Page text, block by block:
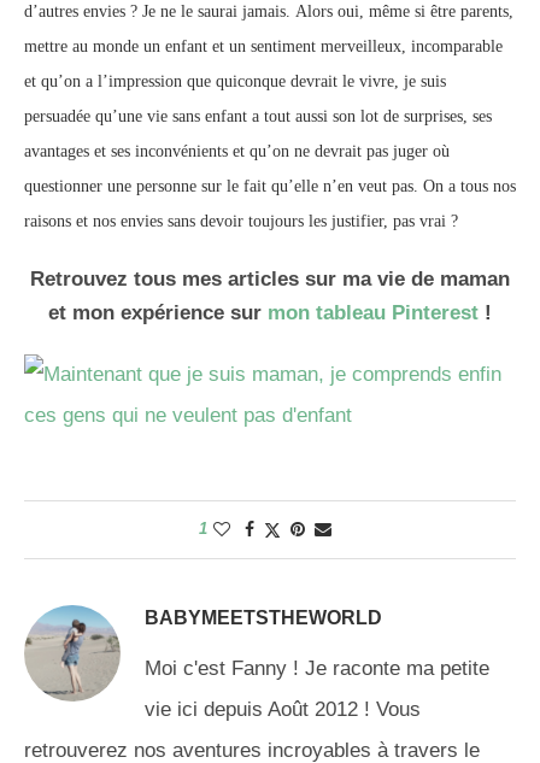
d’autres envies ? Je ne le saurai jamais. Alors oui, même si être parents,
mettre au monde un enfant et un sentiment merveilleux, incomparable
et qu’on a l’impression que quiconque devrait le vivre, je suis
persuadée qu’une vie sans enfant a tout aussi son lot de surprises, ses
avantages et ses inconvénients et qu’on ne devrait pas juger où
questionner une personne sur le fait qu’elle n’en veut pas. On a tous nos
raisons et nos envies sans devoir toujours les justifier, pas vrai ?
Retrouvez tous mes articles sur ma vie de maman
et mon expérience sur mon tableau Pinterest !
1
BABYMEETSTHEWORLD
Moi c'est Fanny ! Je raconte ma petite
vie ici depuis Août 2012 ! Vous
retrouverez nos aventures incroyables à travers le